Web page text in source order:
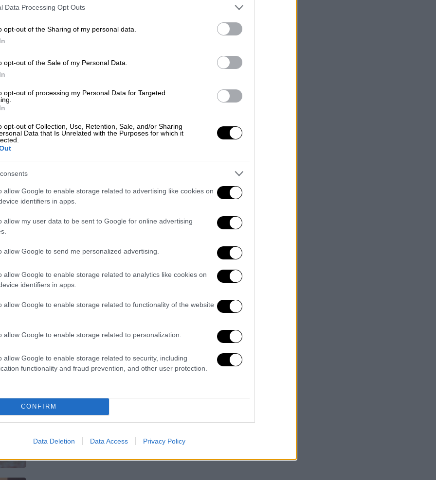
Data Processing Opt Outs
opt-out of the Sharing of my personal data.
opt-out of the Sale of my Personal Data.
opt-out of processing my Personal Data for Targeted
opt-out of Collection, Use, Retention, Sale, and/or Sharing
Data that Is Unrelated with the Purposes for which it
allow Google to enable storage related to advertising like cookies on
identifiers in apps.
allow my user data to be sent to Google for online advertising
allow Google to send me personalized advertising.
allow Google to enable storage related to analytics like cookies on
identifiers in apps.
allow Google to enable storage related to functionality of the website
allow Google to enable storage related to personalization.
allow Google to enable storage related to security, including
functionality and fraud prevention, and other user protection.
CONFIRM
Data Deletion Data Access Privacy Policy
Ενόψει του φθινοπώρου και του
Ελλάδα 30.07.2024 22:59
Τι λέει ο Σύλλογος Προστασίας και
Υγεία|19.04.2024 18:18
Καμπανάκι από ΠΟΥ: Ο ιός της
ζώων
Από τις αρχές του 2023 μέχρι την 1η
Απριλίου 2024 ο ΠΟΥ κατέγραψε
πτηνών σε ανθρώπους
Υγεία|08.03.2024 16:48
συμπτώματα και ποιοι
κινδυνεύουν